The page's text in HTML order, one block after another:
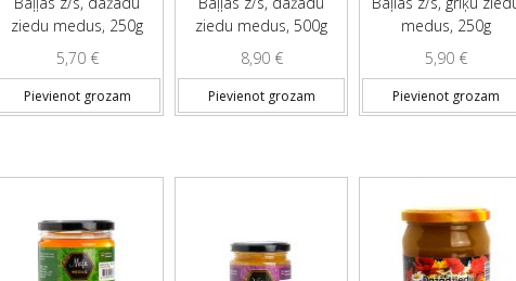
ziedu medus, 250g
5,70 €
Pievienot grozam
ziedu medus, 500g
8,90 €
Pievienot grozam
medus, 250g
5,90 €
Pievienot grozam